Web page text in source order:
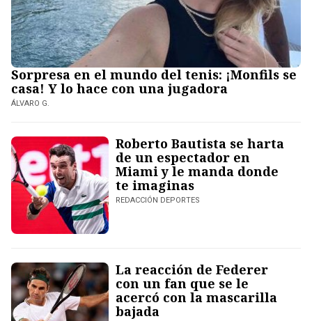
Sorpresa en el mundo del tenis: ¡Monfils se
casa! Y lo hace con una jugadora
ÁLVARO G.
Roberto Bautista se harta
de un espectador en
Miami y le manda donde
te imaginas
REDACCIÓN DEPORTES
La reacción de Federer
con un fan que se le
acercó con la mascarilla
bajada